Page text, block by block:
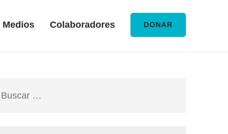
Medios Colaboradores DONAR
Buscar: